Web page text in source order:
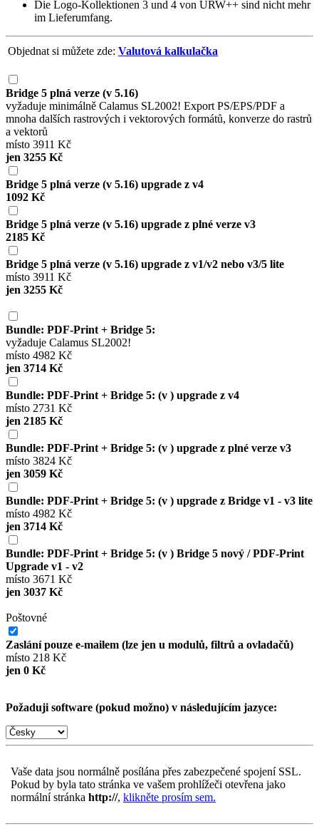
Die Logo-Kollektionen 3 und 4 von URW++ sind nicht mehr
im Lieferumfang.
Objednat si můžete zde: Valutová kalkulačka
Bridge 5 plná verze (v 5.16)
vyžaduje minimálně Calamus SL2002! Export PS/EPS/PDF a
mnoha dalších rastrových i vektorových formátů, konverze do rastrů
a vektorů
místo 3911 Kč
jen 3255 Kč
Bridge 5 plná verze (v 5.16) upgrade z v4
1092 Kč
Bridge 5 plná verze (v 5.16) upgrade z plné verze v3
2185 Kč
Bridge 5 plná verze (v 5.16) upgrade z v1/v2 nebo v3/5 lite
místo 3911 Kč
jen 3255 Kč
Bundle: PDF-Print + Bridge 5:
vyžaduje Calamus SL2002!
místo 4982 Kč
jen 3714 Kč
Bundle: PDF-Print + Bridge 5: (v ) upgrade z v4
místo 2731 Kč
jen 2185 Kč
Bundle: PDF-Print + Bridge 5: (v ) upgrade z plné verze v3
místo 3824 Kč
jen 3059 Kč
Bundle: PDF-Print + Bridge 5: (v ) upgrade z Bridge v1 - v3 lite
místo 4982 Kč
jen 3714 Kč
Bundle: PDF-Print + Bridge 5: (v ) Bridge 5 nový / PDF-Print
Upgrade v1 - v2
místo 3671 Kč
jen 3037 Kč
Poštovné
Zaslání pouze e-mailem (lze jen u modulů, filtrů a ovladačů)
místo 218 Kč
jen 0 Kč
Požaduji software (pokud možno) v následujícím jazyce:
Vaše data jsou normálně posílána přes zabezpečené spojení SSL.
Pokud by byla tato stránka ve vašem prohlížeči otevřena jako
normální stránka http://, klikněte prosím sem.